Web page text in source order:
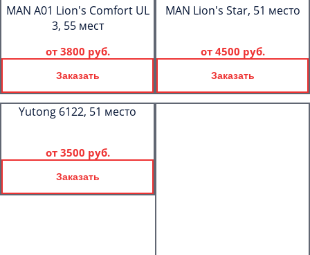
MAN A01 Lion's Comfort UL
3, 55 мест
от 3800 руб.
Заказать
MAN Lion's Star, 51 место
от 4500 руб.
Заказать
Yutong 6122, 51 место
от 3500 руб.
Заказать